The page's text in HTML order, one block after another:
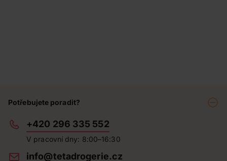
Potřebujete poradit?
+420 296 335 552
V pracovní dny: 8:00–16:30
info@tetadrogerie.cz